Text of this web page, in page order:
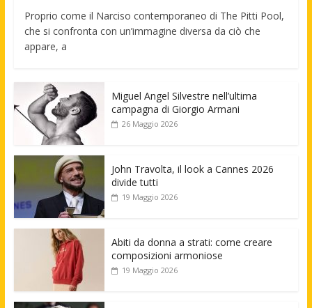
Proprio come il Narciso contemporaneo di The Pitti Pool,
che si confronta con un’immagine diversa da ciò che
appare, a
Miguel Angel Silvestre nell’ultima
campagna di Giorgio Armani
26 Maggio 2026
John Travolta, il look a Cannes 2026
divide tutti
19 Maggio 2026
Abiti da donna a strati: come creare
composizioni armoniose
19 Maggio 2026